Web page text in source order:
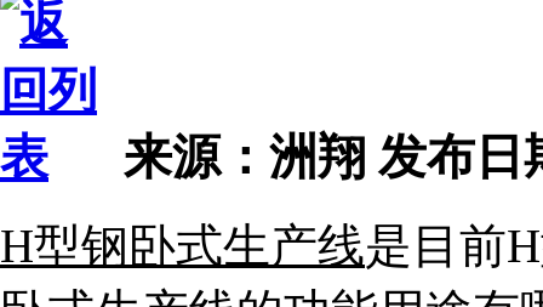
来源：洲翔发布日
H型钢卧式生产线是目前